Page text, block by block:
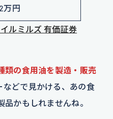
万円
ルミルズ 有価証券
類の食用油を製造・販売
などで見かける、あの食
かもしれませんね。